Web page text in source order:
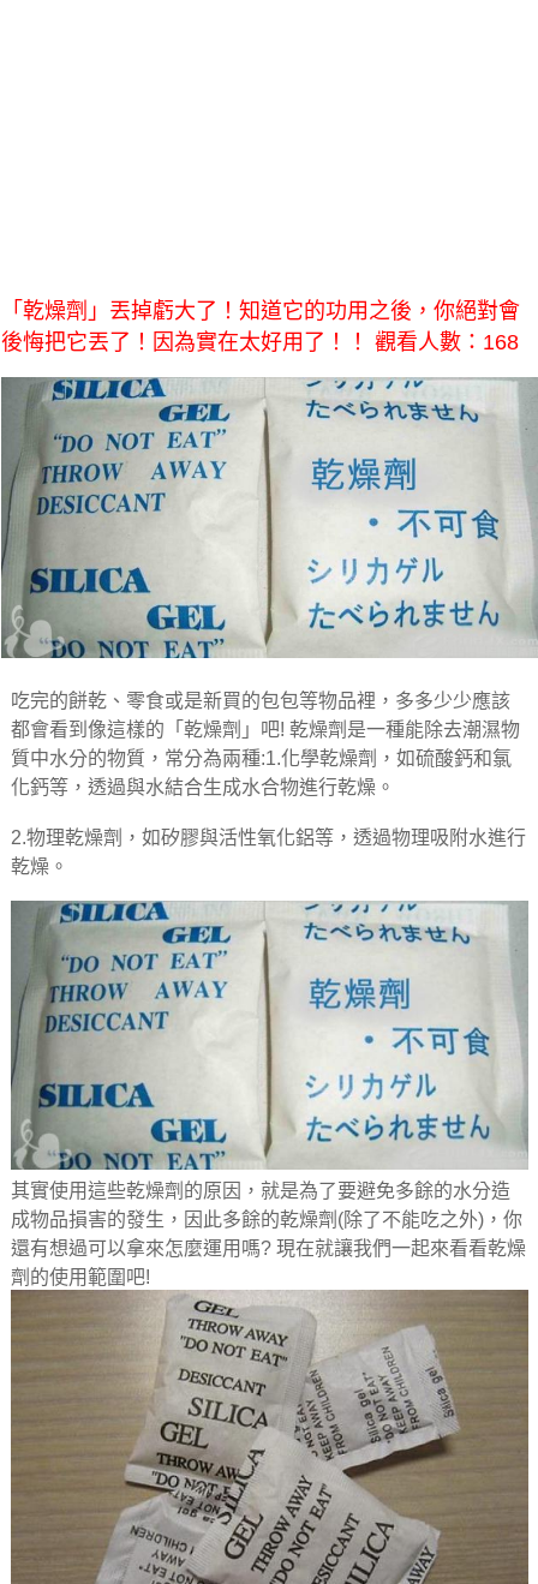
「乾燥劑」丟掉虧大了！知道它的功用之後，你絕對會
後悔把它丟了！因為實在太好用了！！ 觀看人數：168
吃完的餅乾、零食或是新買的包包等物品裡，多多少少應該
都會看到像這樣的「乾燥劑」吧! 乾燥劑是一種能除去潮濕物
質中水分的物質，常分為兩種:1.化學乾燥劑，如硫酸鈣和氯
化鈣等，透過與水結合生成水合物進行乾燥。
2.物理乾燥劑，如矽膠與活性氧化鋁等，透過物理吸附水進行
乾燥。
其實使用這些乾燥劑的原因，就是為了要避免多餘的水分造
成物品損害的發生，因此多餘的乾燥劑(除了不能吃之外)，你
還有想過可以拿來怎麼運用嗎? 現在就讓我們一起來看看乾燥
劑的使用範圍吧!